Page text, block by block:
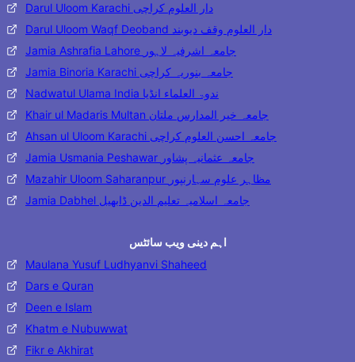
Darul Uloom Karachi دار العلوم کراچی
Darul Uloom Waqf Deoband دار العلوم وقف دیوبند
Jamia Ashrafia Lahore جامعہ اشرفیہ لاہور
Jamia Binoria Karachi جامعہ بنوریہ کراچی
Nadwatul Ulama India ندوۃ العلماء انڈیا
Khair ul Madaris Multan جامعہ خیر المدارس ملتان
Ahsan ul Uloom Karachi جامعہ احسن العلوم کراچی
Jamia Usmania Peshawar جامعہ عثمانیہ پشاور
Mazahir Uloom Saharanpur مظاہر علوم سہارنپور
Jamia Dabhel جامعہ اسلامیہ تعلیم الدین ڈابھیل
اہم دینی ویب سائٹس
Maulana Yusuf Ludhyanvi Shaheed
Dars e Quran
Deen e Islam
Khatm e Nubuwwat
Fikr e Akhirat